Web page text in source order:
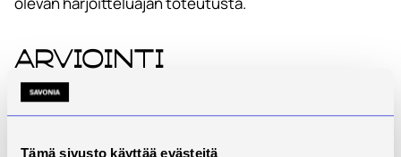
Tämä sivusto käyttää evästeitä
Arviointi
Arviointivaiheessa opiskelijan osaamista tarkastellaan
sekä arviointipalavereissa että kirjallisesti. Reflektoiva